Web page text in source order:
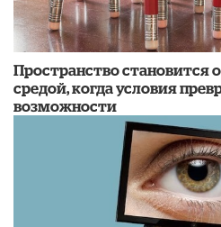
Пространство становится
средой, когда условия
возможности